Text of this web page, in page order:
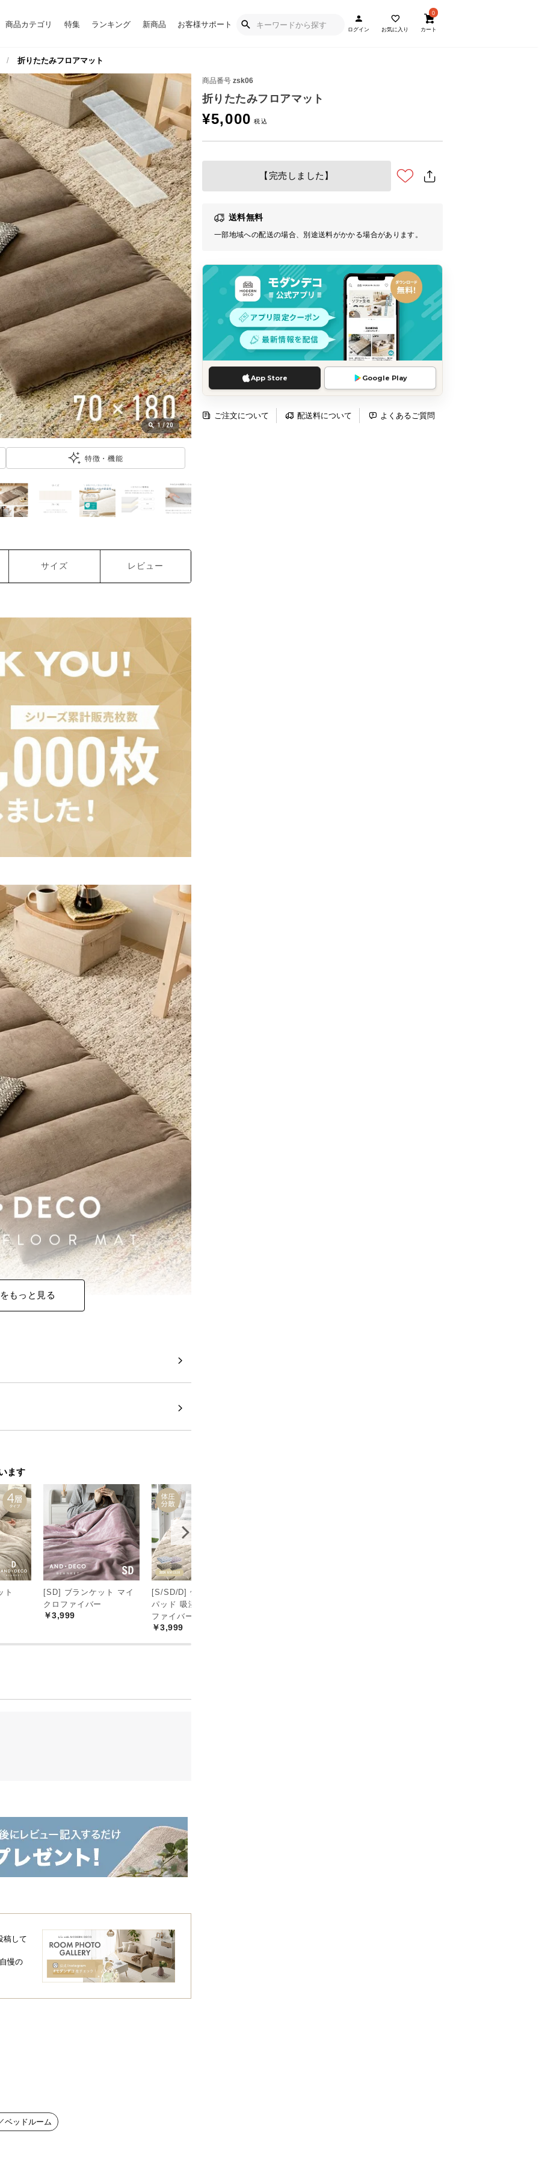
商品カテゴリ 特集 ランキング 新商品 お客様サポート
ログイン お気に入り
0
カート
折りたたみフロアマット
商品番号 zsk06
折りたたみフロアマット
¥5,000
【完売しました】
送料無料
一部地域への配送の場合、別途送料がかかる場合があります。
App Store Google Play
ご注文について 配送料について よくあるご質問
1/20
特徴・機能
サイズ レビュー
もっと見る
ます
ト
[SD] ブランケット マイ
クロファイバー
￥3,999
[S/SD/D] 体圧分散敷き
パッド 吸湿発熱マイクロ
ファイバー
￥3,999
稿して
慢の
ベッドルーム